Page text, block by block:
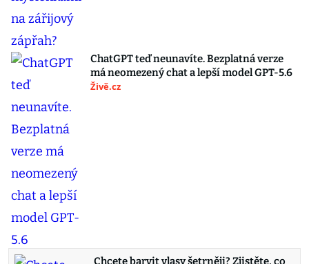
ChatGPT teď neunavíte. Bezplatná verze
má neomezený chat a lepší model GPT-5.6
Živě.cz
Chcete barvit vlasy šetrněji? Zjistěte, co